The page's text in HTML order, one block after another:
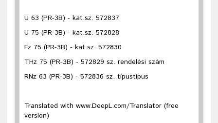
U 63 (PR-3B) - kat.sz. 572837
U 75 (PR-3B) - kat.sz. 572828
Fz 75 (PR-3B) - kat.sz. 572830
THz 75 (PR-3B) - 572829 sz. rendelési szám
RNz 63 (PR-3B) - 572836 sz. típustípus
Translated with www.DeepL.com/Translator (free
version)